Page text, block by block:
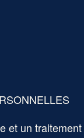
et un